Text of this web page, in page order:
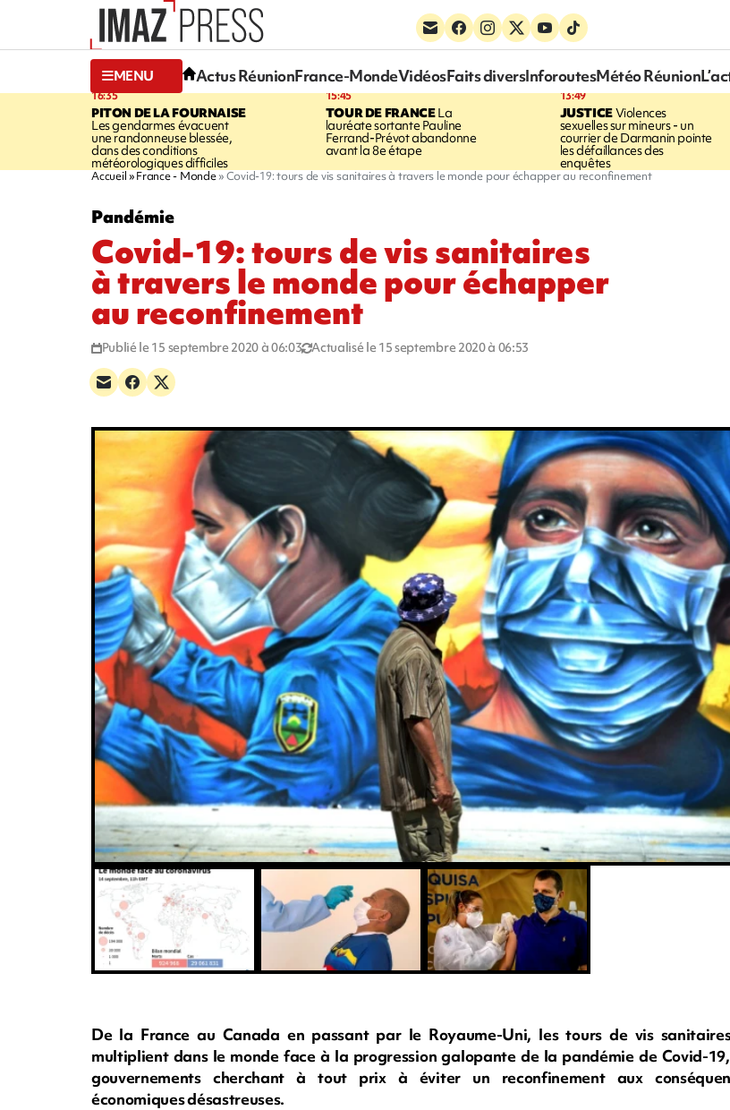
MENU Actus RéunionFrance-MondeVidéosFaits diversInforoutesMétéo Réunion
16:35
PITON DE LA FOURNAISE
Les gendarmes évacuent
une randonneuse blessée,
dans des conditions
météorologiques difficiles
15:45
TOUR DE FRANCELa
lauréate sortante Pauline
Ferrand-Prévot abandonne
avant la 8e étape
13:49
JUSTICEViolences
sexuelles sur mineurs - un
courrier de Darmanin pointe
les défaillances des
enquêtes
Accueil France - Monde Covid-19: tours de vis sanitaires à travers le monde pour échapper au reconfinement
Pandémie
Covid-19: tours de vis sanitaires
à travers le monde pour échapper
au reconfinement
Publié le 15 septembre 2020 à 06:03 Actualisé le 15 septembre 2020 à 06:53
De la France au Canada en passant par le Royaume-Uni, les tours de vis
multiplient dans le monde face à la progression galopante de la pandémie de Covid-
gouvernements cherchant à tout prix à éviter un reconfinement aux
économiques désastreuses.